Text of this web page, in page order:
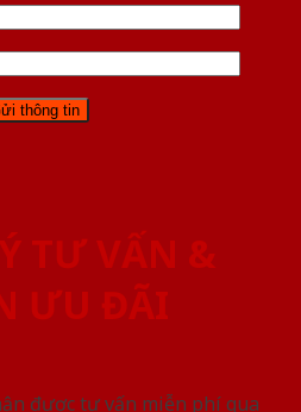
TƯ VẤN &
ƯU ĐÃI
được tư vấn miễn phí qua